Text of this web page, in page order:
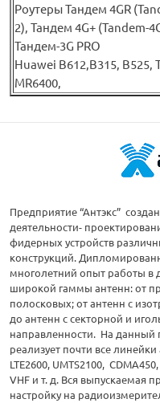
Роутеры Тандем 4GR
2), Тандем 4G+ (Tandem-
Тандем-3G PRO
Huawei B612,B315, B525,
MR6400,
Предприятие “Антэкс”
деятельности-
фидерных устройств
конструкций.
многолетний опыт работы в
широкой гаммы антенн: от
полосковых; от антенн с
до антенн с секторной и
направленности. На данный
реализует почти все
LTE2600, UMTS2100,
VHF и т. д. Вся выпускаемая
настройку на